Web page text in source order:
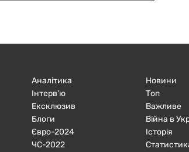
Аналітика
Інтерв'ю
Ексклюзив
Блоги
Євро-2024
ЧC-2022
Новини
Топ
Важливе
Війна в
Історія